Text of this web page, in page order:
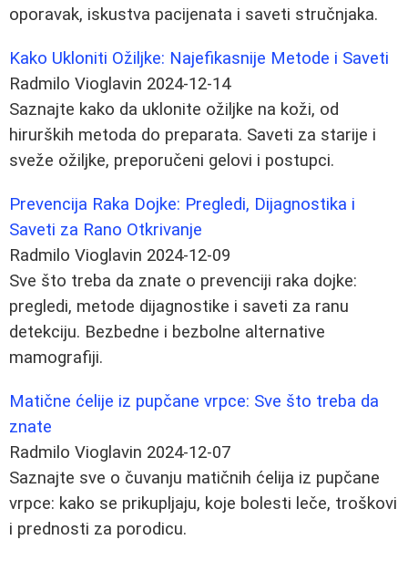
oporavak, iskustva pacijenata i saveti stručnjaka.
Kako Ukloniti Ožiljke: Najefikasnije Metode i Saveti
Radmilo Vioglavin 2024-12-14
Saznajte kako da uklonite ožiljke na koži, od
hirurških metoda do preparata. Saveti za starije i
sveže ožiljke, preporučeni gelovi i postupci.
Prevencija Raka Dojke: Pregledi, Dijagnostika i
Saveti za Rano Otkrivanje
Radmilo Vioglavin 2024-12-09
Sve što treba da znate o prevenciji raka dojke:
pregledi, metode dijagnostike i saveti za ranu
detekciju. Bezbedne i bezbolne alternative
mamografiji.
Matične ćelije iz pupčane vrpce: Sve što treba da
znate
Radmilo Vioglavin 2024-12-07
Saznajte sve o čuvanju matičnih ćelija iz pupčane
vrpce: kako se prikupljaju, koje bolesti leče, troškovi
i prednosti za porodicu.